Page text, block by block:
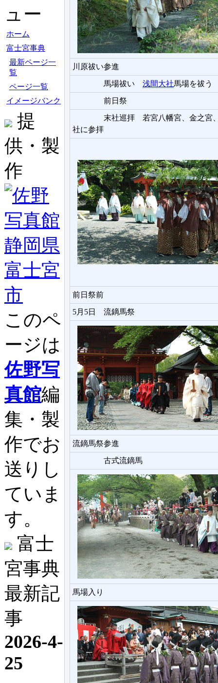
ュー
ホーム
富士宮事典
最新ページ一
覧
ページ一覧
イメージバンク
提
供・製
作
このペ
ージは
佐野写
真館編
集・製
作でお
送りし
ていま
す。
富士
宮事典
最新記
事
2026-4-
25
川原祓い参進
馬場祓い 浅間大社馬場を祓う
前日祭
末社巡拝 若宮八幡宮、金之宮、
社に参拝
前日祭前
5月5日 流鏑馬祭
流鏑馬祭参進
古式流鏑馬
馬場入り